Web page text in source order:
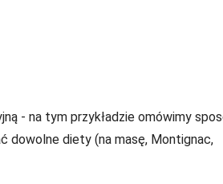
- na tym przykładzie omówimy
dowolne diety (na masę, Montignac,